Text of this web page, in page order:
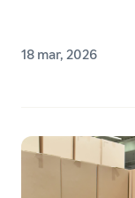
18 mar, 2026